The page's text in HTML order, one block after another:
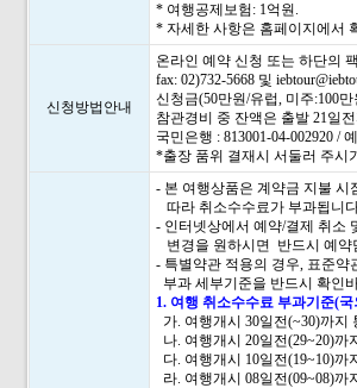
* 여행공제보험: 1억원.
* 자세한 사항은 홈페이지에서
신청방법안내
온라인 예약 신청 또는 하단의
fax: 02)732-5668 및
신청금(50만원/유럽, 미주:100
참관경비 중 잔액은 출발 21일
국민은행 : 813001-04-002920 /
*출장 품위 결재시 서둘러 주시
- 본 여행상품은 계약금 지불 시
따라 취소수수료가 부과됩니
- 인터넷상에서 예약/결제 취소
변경을 원하시면 반드시 예약
- 특별약관 적용의 경우, 표준
부과 세부기준을 반드시 확인
1. 여행 취소수수료 부과기준(
가. 여행개시 30일전(~30)까지
나. 여행개시 20일전(29~20)까
다. 여행개시 10일전(19~10)까
라. 여행개시 08일전(09~08)까